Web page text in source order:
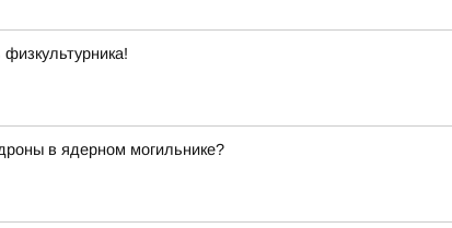
в ядерном могильнике?